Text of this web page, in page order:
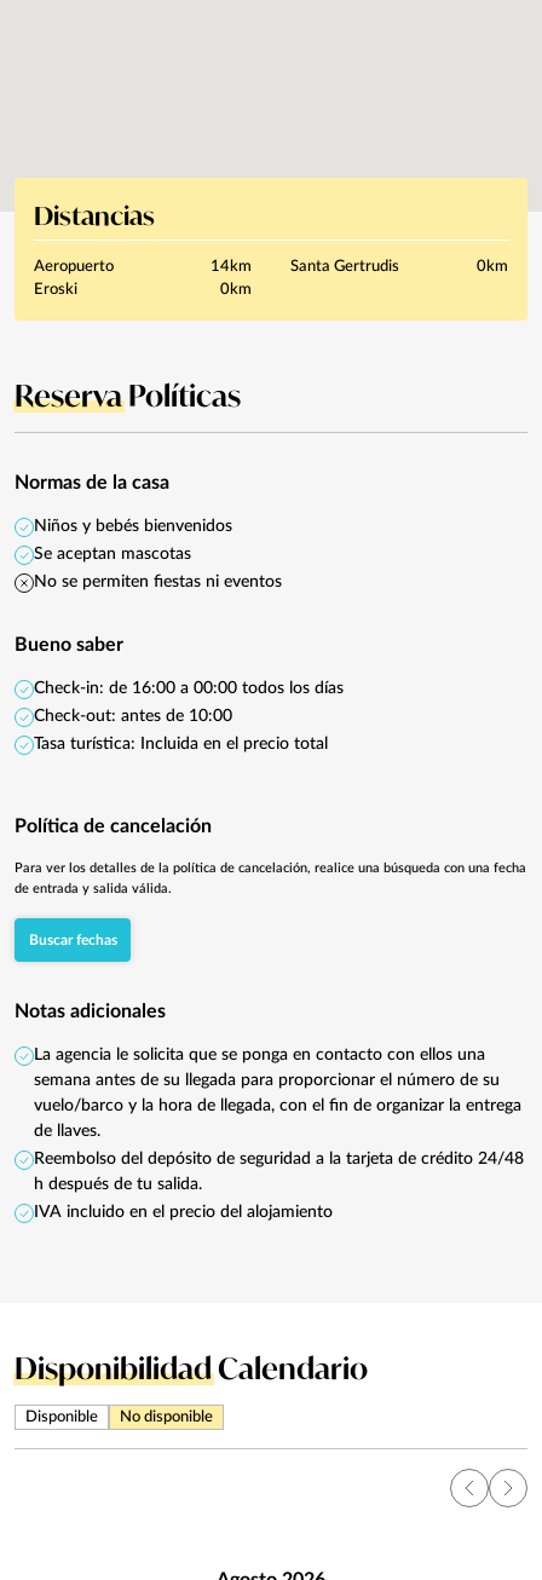
Distancias
Aeropuerto
14km
Eroski
0km
Santa Gertrudis 0km
ReservaPolíticas
Normas de la casa
Niños y bebés bienvenidos
Se aceptan mascotas
No se permiten fiestas ni eventos
Bueno saber
Check-in: de 16:00 a 00:00 todos los días
Check-out: antes de 10:00
Tasa turística: Incluida en el precio total
Política de cancelación
Para ver los detalles de la política de cancelación, realice una búsqueda con una fecha
de entrada y salida válida.
Buscar fechas
Notas adicionales
La agencia le solicita que se ponga en contacto con ellos una
semana antes de su llegada para proporcionar el número de su
vuelo/barco y la hora de llegada, con el fin de organizar la entrega
de llaves.
Reembolso del depósito de seguridad a la tarjeta de crédito 24/48
h después de tu salida.
IVA incluido en el precio del alojamiento
DisponibilidadCalendario
Disponible No disponible